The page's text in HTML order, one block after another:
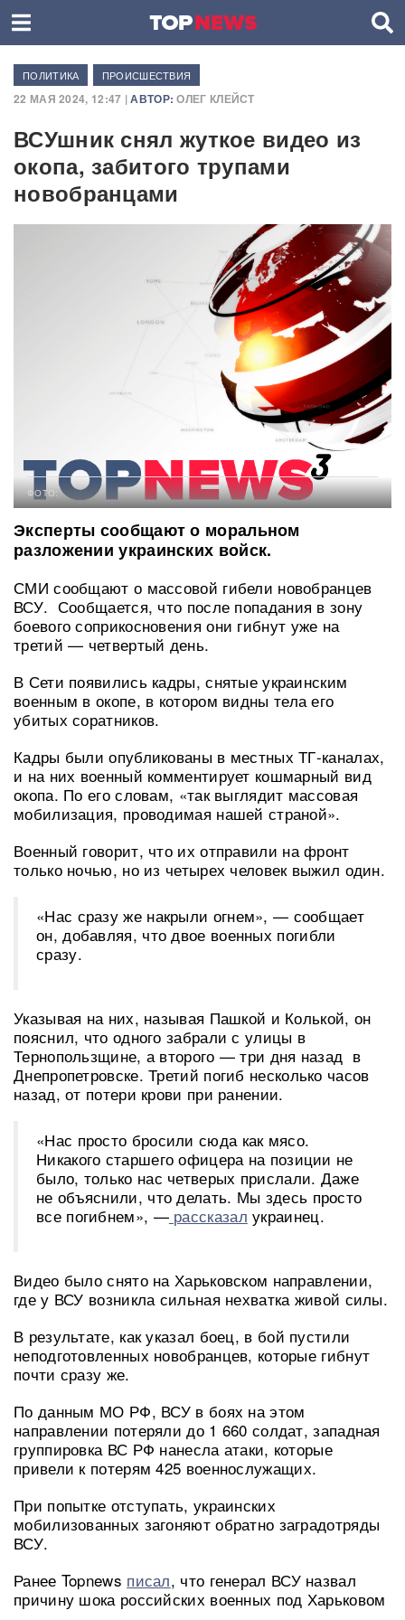
ПОЛИТИКА ПРОИСШЕСТВИЯ
22 МАЯ 2024, 12:47 |АВТОР: ОЛЕГ КЛЕЙСТ
ВСУшник снял жуткое видео из
окопа, забитого трупами
новобранцами
ФОТО:
Эксперты сообщают о моральном
разложении украинских войск.
СМИ сообщают о массовой гибели новобранцев
ВСУ. Сообщается, что после попадания в зону
боевого соприкосновения они гибнут уже на
третий — четвертый день.
В Сети появились кадры, снятые украинским
военным в окопе, в котором видны тела его
убитых соратников.
Кадры были опубликованы в местных ТГ-каналах,
и на них военный комментирует кошмарный вид
окопа. По его словам, «так выглядит массовая
мобилизация, проводимая нашей страной».
Военный говорит, что их отправили на фронт
только ночью, но из четырех человек выжил один.
«Нас сразу же накрыли огнем», — сообщает
он, добавляя, что двое военных погибли
сразу.
Указывая на них, называя Пашкой и Колькой, он
пояснил, что одного забрали с улицы в
Тернопользщине, а второго — три дня назад в
Днепропетровске. Третий погиб несколько часов
назад, от потери крови при ранении.
«Нас просто бросили сюда как мясо.
Никакого старшего офицера на позиции не
было, только нас четверых прислали. Даже
не объяснили, что делать. Мы здесь просто
все погибнем», —рассказал украинец.
Видео было снято на Харьковском направлении,
где у ВСУ возникла сильная нехватка живой силы.
В результате, как указал боец, в бой пустили
неподготовленных новобранцев, которые гибнут
почти сразу же.
По данным МО РФ, ВСУ в боях на этом
направлении потеряли до 1 660 солдат, западная
группировка ВС РФ нанесла атаки, которые
привели к потерям 425 военнослужащих.
При попытке отступать, украинских
мобилизованных загоняют обратно заградотряды
ВСУ.
Ранее Topnews писал, что генерал ВСУ назвал
причину шока российских военных под Харьковом